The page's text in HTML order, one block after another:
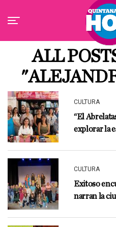
ALL
CULTURA
“El
explorar la
CULTURA
Exitoso
narran la